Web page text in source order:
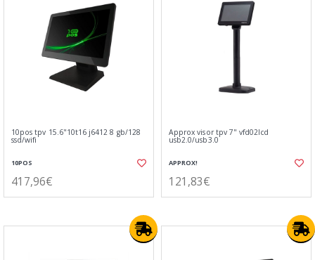
10pos tpv 15.6"10t16 j6412 8 gb/128
ssd/wifi
10POS
417,96€
Approx visor tpv 7" vfd02lcd
usb2.0/usb3.0
APPROX!
121,83€